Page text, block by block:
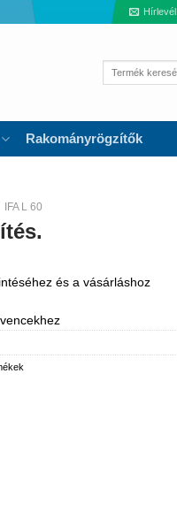
Hírlevél
Keresés
Rakományrögzítők
IFA L 60
és a vásárláshoz